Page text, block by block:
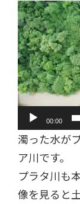
動
画
プ
レ
ー
ヤ
00:00
濁った水が
ア川です。
プラタ川も
像を見ると